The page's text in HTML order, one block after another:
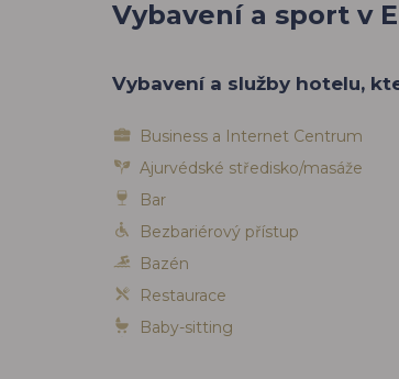
Vybavení a sport v
Vybavení a služby hotelu,
Business a Internet Centrum
Ajurvédské středisko/masáže
Bar
Bezbariérový přístup
Bazén
Restaurace
Baby-sitting